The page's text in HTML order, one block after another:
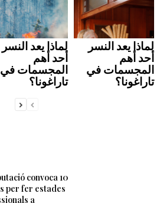
لماذا يعد النسر
أحد أهم
المجسمات في
تاراغونا؟
لماذا يعد النسر
أحد أهم
المجسمات في
تاراغونا؟